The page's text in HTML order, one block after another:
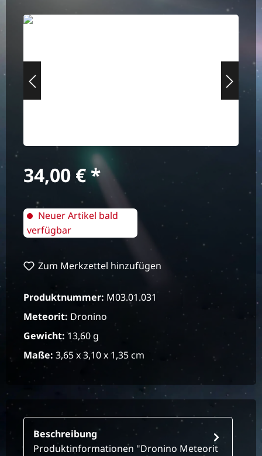
Bildergalerie überspringen
Regulärer Preis:
34,00 €
Neuer Artikel bald
verfügbar
Zum Merkzettel hinzufügen
Produktnummer: M03.01.031
Meteorit: Dronino
Gewicht:13,60 g
Maße: 3,65 x 3,10 x 1,35 cm
Beschreibung
Produktinformationen "Dronino Meteorit